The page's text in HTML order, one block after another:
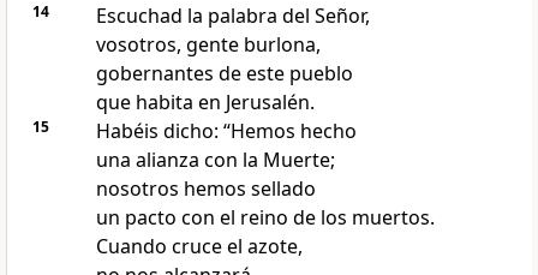
14
Escuchad la palabra del Señor,
vosotros, gente burlona,
gobernantes de este pueblo
que habita en Jerusalén.
15
Habéis dicho: “Hemos hecho
una alianza con la Muerte;
nosotros hemos sellado
un pacto con el reino de los muertos.
Cuando cruce el azote,